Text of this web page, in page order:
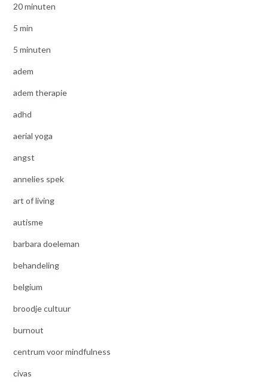
20 minuten
5 min
5 minuten
adem
adem therapie
adhd
aerial yoga
angst
annelies spek
art of living
autisme
barbara doeleman
behandeling
belgium
broodje cultuur
burnout
centrum voor mindfulness
civas